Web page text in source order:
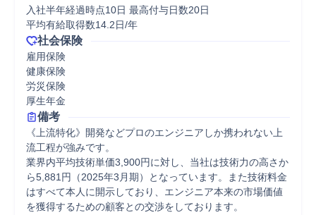
入社半年経過時点10日 最高付与日数20日
平均有給取得数14.2日/年
社会保険
雇用保険
健康保険
労災保険
厚生年金
備考
《上流特化》開発などプロのエンジニアしか携われない上
流工程が強みです。
業界内平均技術単価3,900円に対し、当社は技術力の高さか
ら5,881円（2025年3月期）となっています。また技術料金
はすべて本人に開示しており、エンジニア本来の市場価値
を獲得するための顧客との交渉をしております。